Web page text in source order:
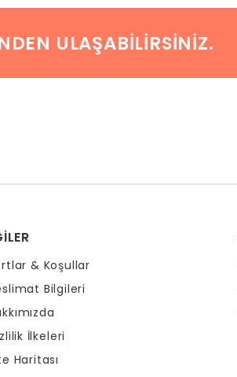
ULAŞABILIRSINIZ.
& Koşullar
Bilgileri
İlkeleri
Haritası